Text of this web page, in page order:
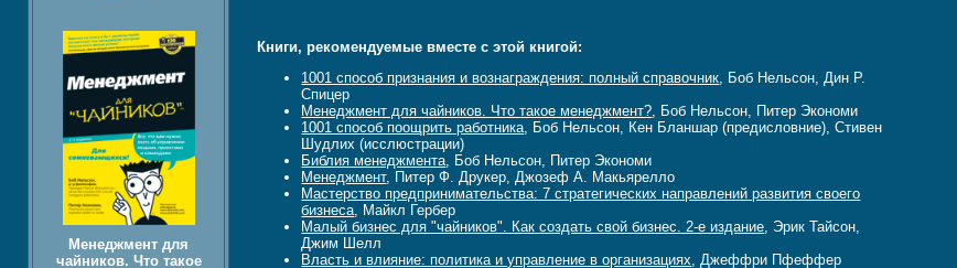
Книги, рекомендуемые вместе с этой книгой:
1001 способ признания и вознаграждения: полный справочник, Боб Нельсон, Дин Р.
Cпицер
Менеджмент для чайников. Что такое менеджмент?, Боб Нельсон, Питер Экономи
1001 способ поощрить работника, Боб Нельсон, Кен Бланшар (предисловние), Стивен
Шудлих (исслюстрации)
Библия менеджмента, Боб Нельсон, Питер Экономи
Менеджмент, Питер Ф. Друкер, Джозеф А. Макьярелло
Мастерство предпринимательства: 7 стратегических направлений развития своего
бизнеса, Майкл Гербер
Малый бизнес для "чайников". Как создать свой бизнес. 2-е издание, Эрик Тайсон,
Джим Шелл
Власть и влияние: политика и управление в организациях, Джеффри Пфеффер
Менеджмент для
чайников. Что такое